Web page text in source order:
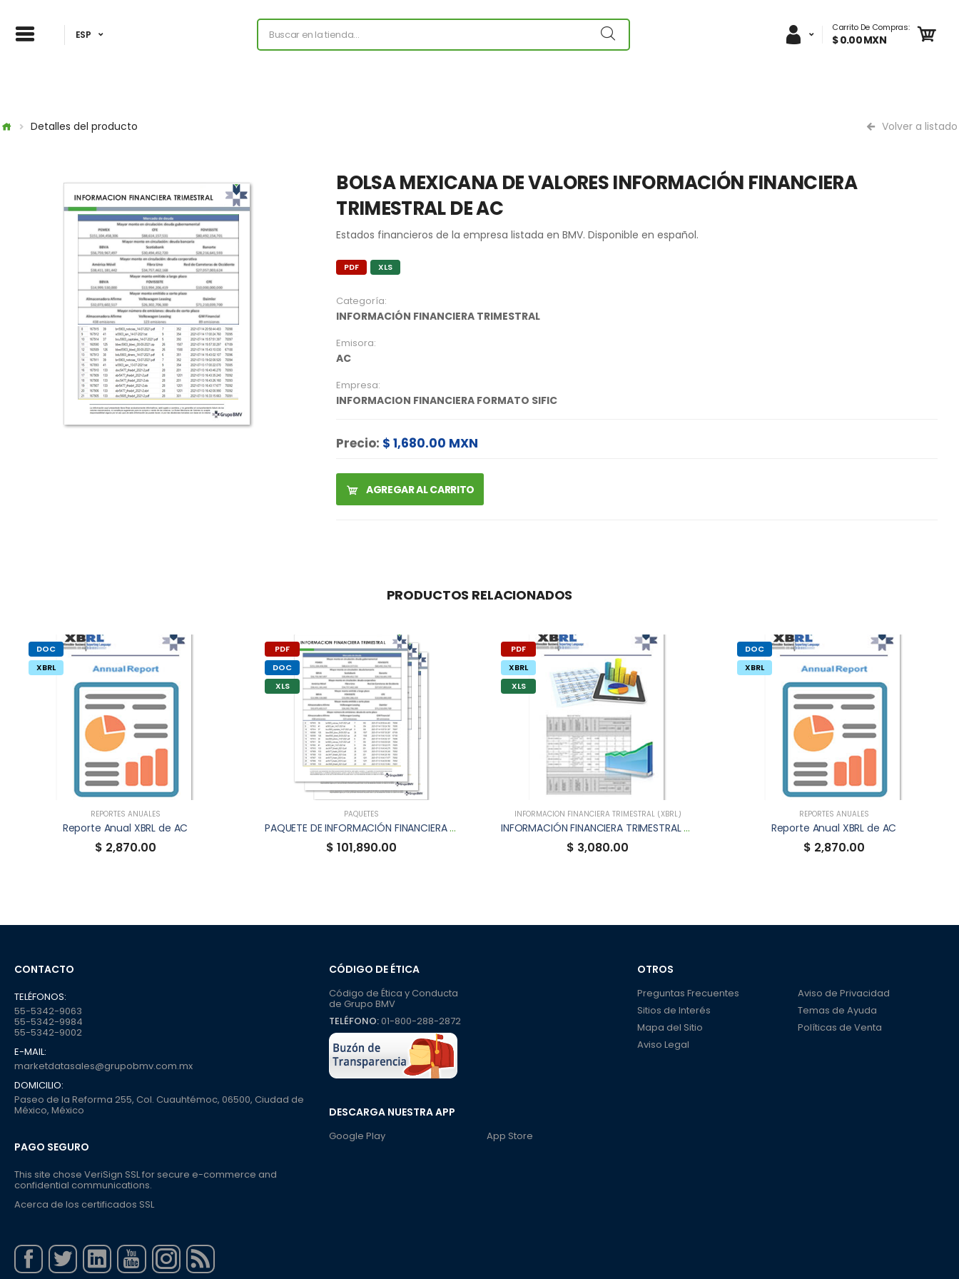
ESP
Carrito De Compras:
$ 0.00 MXN
Detalles del producto Volver a listado
BOLSA MEXICANA DE VALORES INFORMACIÓN FINANCIERA
TRIMESTRAL DE AC
Estados financieros de la empresa listada en BMV. Disponible en español.
PDF XLS
Categoría:
INFORMACIÓN FINANCIERA TRIMESTRAL
Emisora:
AC
Empresa:
INFORMACION FINANCIERA FORMATO SIFIC
Precio: $ 1,680.00 MXN
AGREGAR AL CARRITO
PRODUCTOS RELACIONADOS
DOC
XBRL
REPORTES ANUALES
Reporte Anual XBRL de AC
$ 2,870.00
PDF
DOC
XLS
PAQUETES
PAQUETE DE INFORMACIÓN FINANCIERA TRIMESTRAL
$ 101,890.00
PDF
XBRL
XLS
INFORMACIÓN FINANCIERA TRIMESTRAL (XBRL)
INFORMACIÓN FINANCIERA TRIMESTRAL XBRL DE AC
$ 3,080.00
DOC
XBRL
REPORTES ANUALES
Reporte Anual XBRL de AC
$ 2,870.00
CÓDIGO DE ÉTICA
Código de Ética y Conducta
de Grupo BMV
TELÉFONO:01-800-288-2872
DESCARGA NUESTRA APP
Google Play App Store
OTROS
Preguntas Frecuentes
Sitios de Interés
Mapa del Sitio
Aviso Legal
Aviso de Privacidad
Temas de Ayuda
Políticas de Venta
CONTACTO
TELÉFONOS:
55-5342-9063
55-5342-9984
55-5342-9002
E-MAIL:
marketdatasales@grupobmv.com.mx
DOMICILIO:
Paseo de la Reforma 255, Col. Cuauhtémoc, 06500, Ciudad de
México, México
PAGO SEGURO
This site chose VeriSign SSL for secure e-commerce and
confidential communications.
Acerca de los certificados SSL